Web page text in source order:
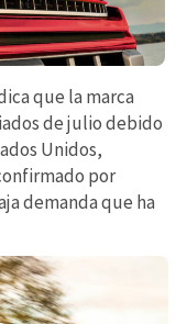
que la marca
de julio debido
Unidos,
por
demanda que ha